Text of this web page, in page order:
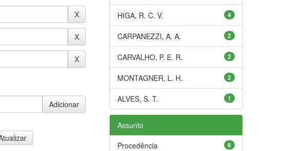
4
HIGA, R. C. V.
2
CARPANEZZI, A. A.
2
CARVALHO, P. E. R.
2
MONTAGNER, L. H.
1
ALVES, S. T.
Assunto
6
Procedência